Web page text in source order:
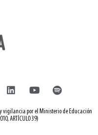
vigilancia por el Ministerio de Educación
ARTÍCULO 39)